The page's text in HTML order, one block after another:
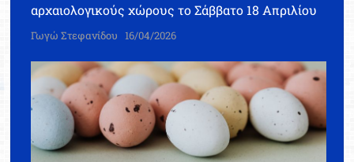
αρχαιολογικούς χώρους το Σάββατο 18 Απριλίου
Γωγώ Στεφανίδου 16/04/2026